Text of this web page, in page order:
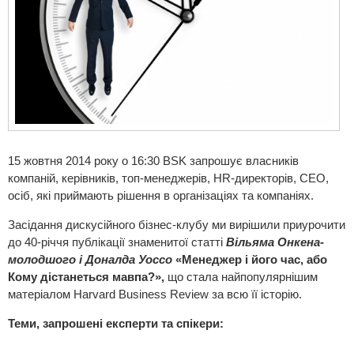
15 жовтня 2014 року о 16:30 BSK запрошує власників
компаній, керівників, топ-менеджерів, HR-директорів, СЕО,
осіб, які приймають рішення в організаціях та компаніях.
Засідання дискусійного бізнес-клубу ми вирішили приурочити
до 40-річчя публікації знаменитої статті Вільяма Онкена-
молодшого і Доналда Уоссо «Менеджер і його час, або
Кому дістанеться мавпа?», що стала найпопулярнішим
матеріалом Harvard Business Review за всю її історію.
Теми, запрошені експерти та спікери: